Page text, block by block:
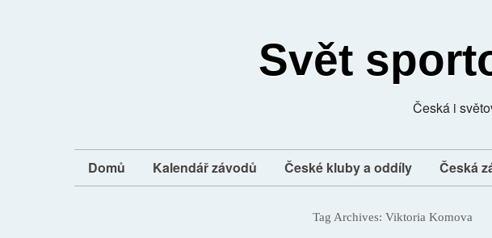
Svět
Česká i
Domů Kalendář závodů České kluby a oddíly Česká
Tag Archives:Viktoria Komova